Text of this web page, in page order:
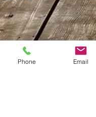
Phone Email